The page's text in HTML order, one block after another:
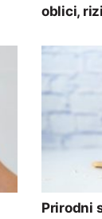
oblici,
Prirodni